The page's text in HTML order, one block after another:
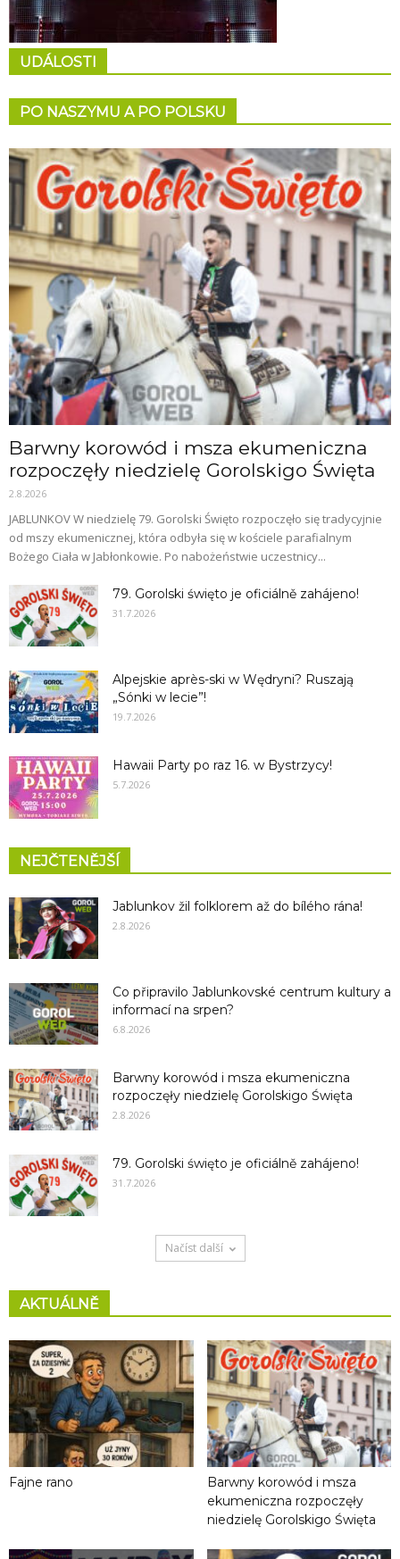
UDÁLOSTI
PO NASZYMU A PO POLSKU
Barwny korowód i msza ekumeniczna
rozpoczęły niedzielę Gorolskigo Święta
2.8.2026
JABLUNKOV W niedzielę 79. Gorolski Święto rozpoczęło się tradycyjnie
od mszy ekumenicznej, która odbyła się w kościele parafialnym
Bożego Ciała w Jabłonkowie. Po nabożeństwie uczestnicy...
79. Gorolski święto je oficiálně zahájeno!
31.7.2026
Alpejskie après-ski w Wędryni? Ruszają
„Sónki w lecie”!
19.7.2026
Hawaii Party po raz 16. w Bystrzycy!
5.7.2026
NEJČTENĚJŠÍ
Jablunkov žil folklorem až do bílého rána!
2.8.2026
Co připravilo Jablunkovské centrum kultury a
informací na srpen?
6.8.2026
Barwny korowód i msza ekumeniczna
rozpoczęły niedzielę Gorolskigo Święta
2.8.2026
79. Gorolski święto je oficiálně zahájeno!
31.7.2026
Načíst další
AKTUÁLNĚ
Fajne rano
Barwny korowód i msza
ekumeniczna rozpoczęły
niedzielę Gorolskigo Święta